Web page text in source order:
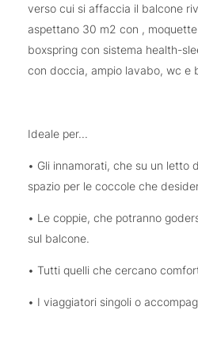
verso cui si affaccia il balcone
aspettano 30 m2 con ,
boxspring con sistema health-
con doccia, ampio lavabo, wc e
Ideale per...
• Gli innamorati, che su un letto
spazio per le coccole che
• Le coppie, che potranno
sul balcone.
• Tutti quelli che cercano
• I viaggiatori singoli o